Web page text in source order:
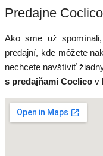
Predajne Coclico
Ako sme už
predajní, kde môžete
nechcete navštíviť
s predajňami Coclico v